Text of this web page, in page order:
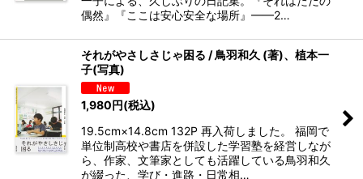
偶然』『ここは安心安全な場所』——2…
それがやさしさじゃ困る / 鳥羽和久 (著)、植本一
子(写真)
1,980円(税込)
19.5cm×14.8cm 132P 再入荷しました。 福岡で
単位制高校や書店を併設した学習塾を経営しなが
ら、作家、文筆家としても活躍している鳥羽和久
が綴った、学び・進路・日常相…